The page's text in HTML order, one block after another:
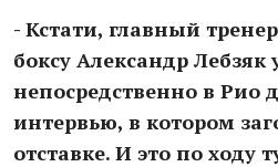
- Кстати, главный
боксу Александр Лебзяк
непосредственно в Рио
интервью, в котором
отставке. И это по ходу